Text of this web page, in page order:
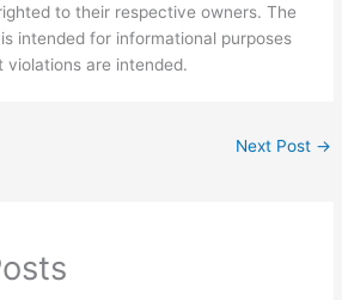
to their respective owners. The
intended for informational purposes
violations are intended.
Next Post →